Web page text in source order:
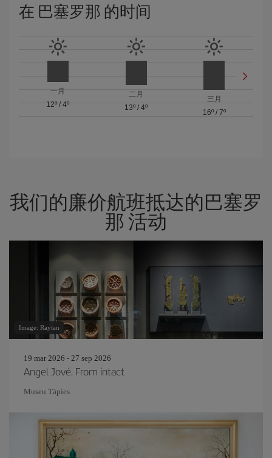
在 巴塞罗那 的时间
一月
12º/4º
二月
13º / 4º
三月
16º/ 7º
我们的廉价航班抵达的巴塞罗
那 活动
Image: Raytan
19 mar 2026 - 27 sep 2026
Angel Jové. From intact
Museu Tàpies